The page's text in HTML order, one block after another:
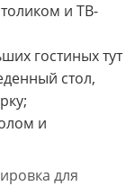
и ТВ-
гостиных тут
стол,
и
для